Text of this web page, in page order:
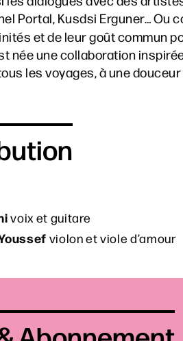
Portal, Kusdsi Erguner… Ou
et de leur goût commun
née une collaboration
les voyages, à une
voix et guitare
violon et viole d’amour